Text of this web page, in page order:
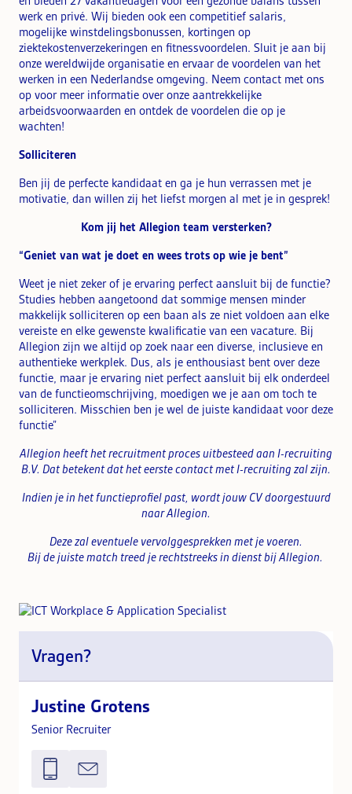
werk en privé. Wij bieden ook een competitief salaris,
mogelijke winstdelingsbonussen, kortingen op
ziektekostenverzekeringen en fitnessvoordelen. Sluit je aan bij
onze wereldwijde organisatie en ervaar de voordelen van het
werken in een Nederlandse omgeving. Neem contact met ons
op voor meer informatie over onze aantrekkelijke
arbeidsvoorwaarden en ontdek de voordelen die op je
wachten!
Solliciteren
Ben jij de perfecte kandidaat en ga je hun verrassen met je
motivatie, dan willen zij het liefst morgen al met je in gesprek!
Kom jij het Allegion team versterken?
“Geniet van wat je doet en wees trots op wie je bent”
Weet je niet zeker of je ervaring perfect aansluit bij de functie?
Studies hebben aangetoond dat sommige mensen minder
makkelijk solliciteren op een baan als ze niet voldoen aan elke
vereiste en elke gewenste kwalificatie van een vacature. Bij
Allegion zijn we altijd op zoek naar een diverse, inclusieve en
authentieke werkplek. Dus, als je enthousiast bent over deze
functie, maar je ervaring niet perfect aansluit bij elk onderdeel
van de functieomschrijving, moedigen we je aan om toch te
solliciteren. Misschien ben je wel de juiste kandidaat voor deze
functie”
Allegion heeft het recruitment proces uitbesteed aan I-recruiting
B.V. Dat betekent dat het eerste contact met I-recruiting zal zijn.
Indien je in het functieprofiel past, wordt jouw CV doorgestuurd
naarAllegion.
Deze zal eventuele vervolggesprekken met je voeren.
Bij de juiste match treed je rechtstreeks in dienst bij Allegion.
Vragen?
Justine Grotens
Senior Recruiter